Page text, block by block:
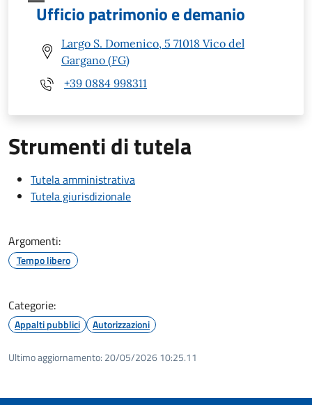
Ufficio patrimonio e demanio
Largo S. Domenico, 5 71018 Vico del
Gargano (FG)
+39 0884 998311
Strumenti di tutela
Tutela amministrativa
Tutela giurisdizionale
Argomenti:
Tempo libero
Categorie:
Appalti pubblici Autorizzazioni
Ultimo aggiornamento: 20/05/2026 10:25.11